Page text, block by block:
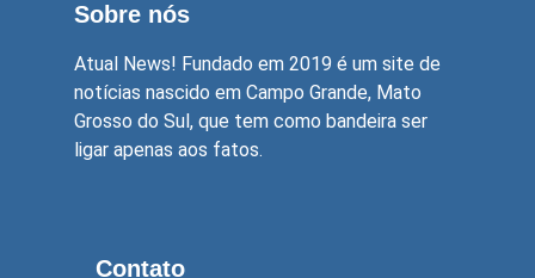
Sobre nós
Atual News! Fundado em 2019 é um site de
notícias nascido em Campo Grande, Mato
Grosso do Sul, que tem como bandeira ser
ligar apenas aos fatos.
Contato